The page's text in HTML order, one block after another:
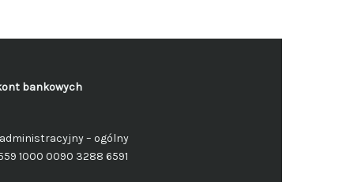
bankowych
– ogólny
1000 0090 3288 6591